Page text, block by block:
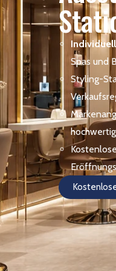
Spas und
Styling-